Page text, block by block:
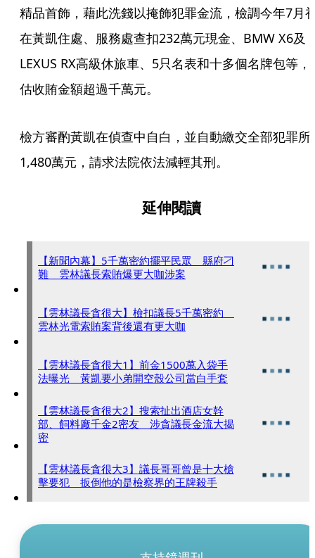
精品首飾，藉此洗錢以掩飾犯罪金流，檢調今年7月
在黃凱住處、服務處查扣232萬元現金、BMW X6及
LEXUS RX高級休旅車、5只名表和十多個名牌包等，
估收賄金額超過千萬元。
檢方審酌黃凱在偵查中自白，並自動繳交全部犯罪所
1,480萬元，請求法院依法減輕其刑。
延伸閱讀
【新聞內幕】5千萬密約擺平民眾 縣府刁
難 雲林議長索賄爆更大咖涉案
【雲林議長貪很大】檢扣議長5千萬密約
雲林光電索賄案背後還有更大咖
【雲林議長貪很大1】前金1500萬入袋手
法曝光 黃凱要小弟開空殼公司當白手套
【雲林議長貪很大2】搜索扯出酒店女幹
部、飼料廠千金2密友 涉貪議長金流大揭
密
【雲林議長貪很大3】議長哥哥曾是十大槍
擊要犯 扳倒他的是檢察界的王牌殺手